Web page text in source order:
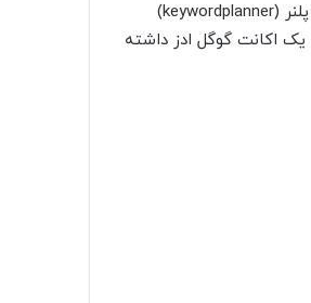
همانطور که گفتیم یکی از ابزارهای عالی برای جستجو و تحقیق کلمات کلیدی، ابزار کیورد پلنر (keywordplanner)
یک اکانت گوگل ادز داشته